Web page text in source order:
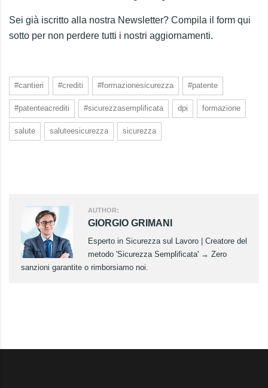
Sei già iscritto alla nostra Newsletter? Compila il form qui
sotto per non perdere tutti i nostri aggiornamenti.
#cantieri #crediti #formazionesicurezza #patente
#patenteacrediti #sicurezzasemplificata dpi formazione
salute saluteesicurezza sicurezza
AUTHOR:
GIORGIO GRIMANI
Esperto in Sicurezza sul Lavoro | Creatore del
metodo 'Sicurezza Semplificata' → Zero
sanzioni garantite o rimborsiamo noi.